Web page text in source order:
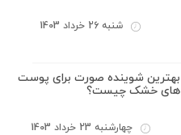
شنبه 26 خرداد 1403
بهترین شوینده صورت برای پوست
های خشک چیست؟
چهارشنبه 23 خرداد 1403